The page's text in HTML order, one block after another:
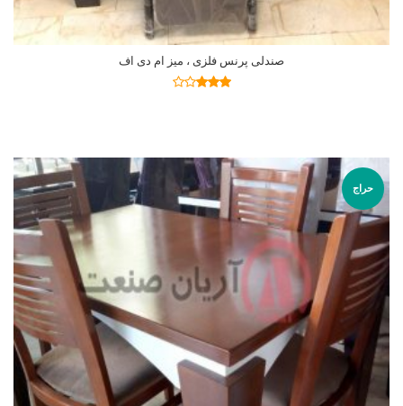
صندلی پرنس فلزی ، میز ام دی اف
اطلاعات بیشتر
حراج